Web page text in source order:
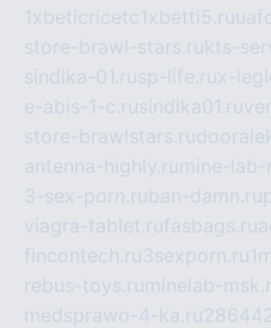
1xbeticricetc1xbetti5.ru
store-brawl-stars.rukts-
sindika-01.rusp-life.rux-
e-abis-1-c.rusindika01.ru
store-brawlstars.ru
antenna-highly.ru mine-
3-sex-porn.ruban-damn.ru
viagra-tablet.rufasbags.ru
fincontech.ru3sexporn.ru
rebus-toys.ru minelab-
medsprawo-4-ka.ru